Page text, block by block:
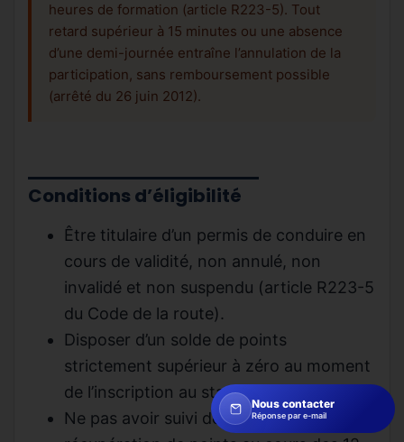
heures de formation (article R223-5). Tout
retard supérieur à 15 minutes ou une absence
d’une demi-journée entraîne l’annulation de la
participation, sans remboursement possible
(arrêté du 26 juin 2012).
Conditions d’éligibilité
Être titulaire d’un permis de conduire en
cours de validité, non annulé, non
invalidé et non suspendu (article R223-5
du Code de la route).
Disposer d’un solde de points
strictement supérieur à zéro au moment
de l’inscription au stage (article R223-5).
Ne pas avoir suivi de stage de
Nous contacter
Réponse par e-mail